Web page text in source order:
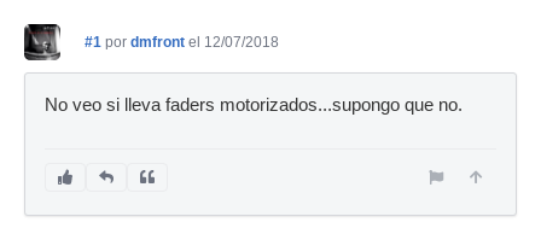
#1 por dmfront el 12/07/2018
No veo si lleva faders motorizados...supongo que no.